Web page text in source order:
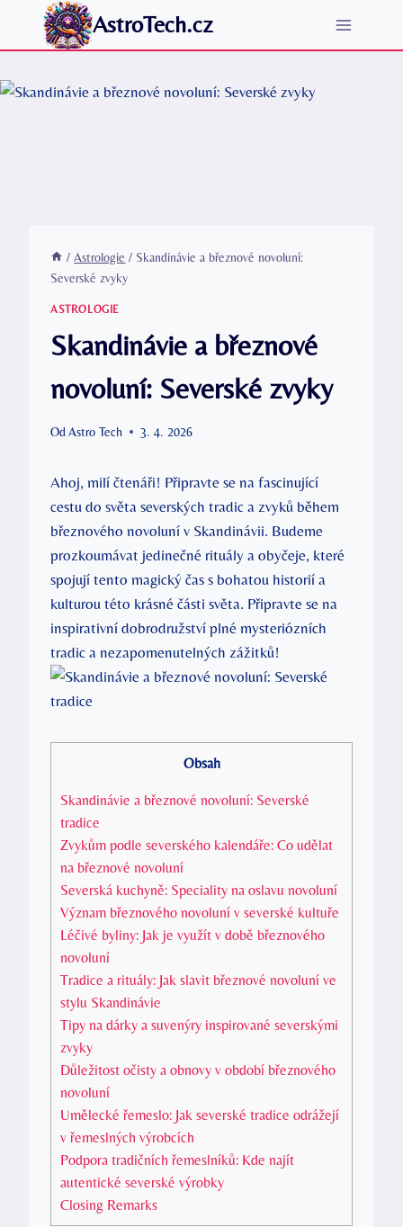
Přeskočit
AstroTech.cz
/ Astrologie / Skandinávie a březnové novoluní:
Severské zvyky
ASTROLOGIE
Skandinávie a březnové
novoluní: Severské zvyky
Od Astro Tech 3. 4. 2026
Ahoj, milí čtenáři! Připravte se na fascinující
cestu do světa severských tradic a zvyků během
březnového novoluní v Skandinávii. Budeme
prozkoumávat jedinečné rituály a obyčeje, které
spojují tento magický čas s bohatou historií a
kulturou této krásné části světa. Připravte se na
inspirativní dobrodružství plné mysteriózních
tradic a nezapomenutelných zážitků!
Obsah
Skandinávie a březnové novoluní: Severské
tradice
Zvykům podle severského kalendáře: Co udělat
na březnové novoluní
Severská kuchyně: Speciality na oslavu novoluní
Význam březnového novoluní v severské kultuře
Léčivé byliny: Jak je využít v době březnového
novoluní
Tradice a rituály: Jak slavit březnové novoluní ve
stylu Skandinávie
Tipy na dárky a suvenýry inspirované severskými
zvyky
Důležitost očisty a obnovy v období březnového
novoluní
Umělecké řemeslo: Jak severské tradice odrážejí
v řemeslných výrobcích
Podpora tradičních řemeslníků: Kde najít
autentické severské výrobky
Closing Remarks